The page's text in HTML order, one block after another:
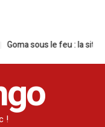
sous le feu : la situation
!